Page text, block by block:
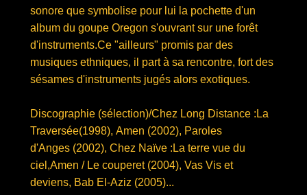
sonore que symbolise pour lui la pochette d'un
album du goupe Oregon s'ouvrant sur une forêt
d'instruments.Ce "ailleurs" promis par des
musiques ethniques, il part à sa rencontre, fort des
sésames d'instruments jugés alors exotiques.
Discographie (sélection)/Chez Long Distance :La
Traversée(1998), Amen (2002), Paroles
d'Anges (2002), Chez Naïve :La terre vue du
ciel,Amen / Le couperet (2004), Vas Vis et
deviens, Bab El-Aziz (2005)...